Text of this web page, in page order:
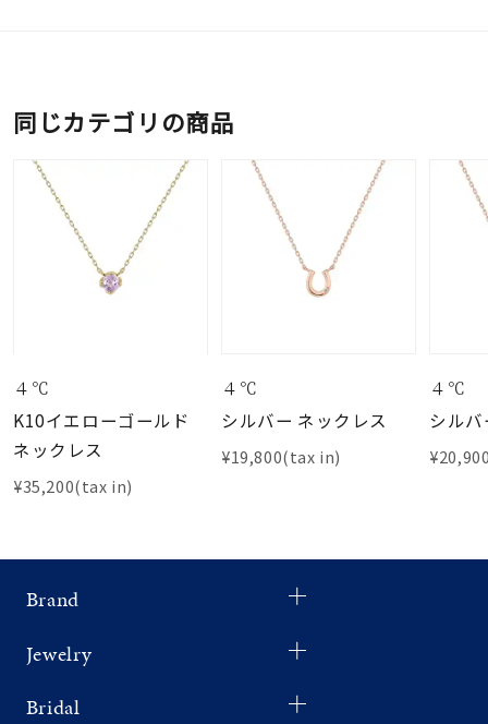
同じカテゴリの商品
４℃
K10イエローゴールド
ネックレス
¥35,200(tax in)
４℃
シルバー ネックレス
¥19,800(tax in)
４℃
シル
Brand
Jewelry
Bridal